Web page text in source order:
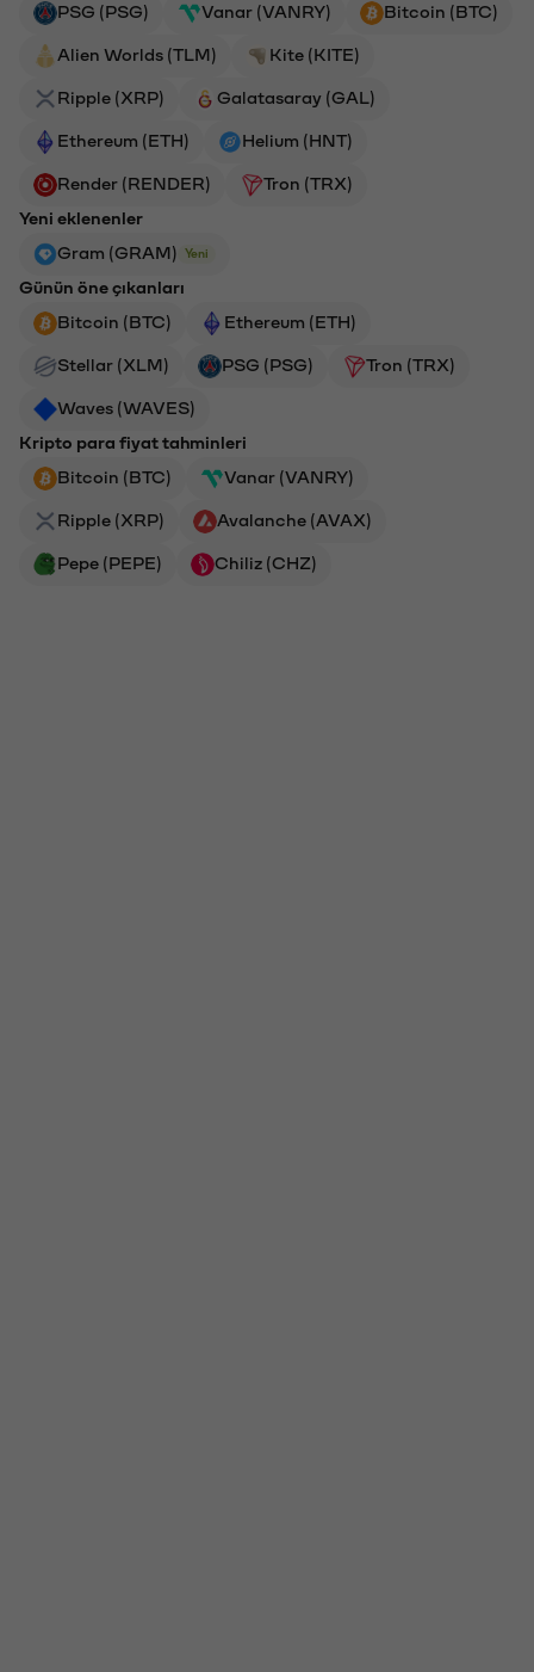
PSG (PSG) Vanar (VANRY) Bitcoin (BTC)
Alien Worlds (TLM) Kite (KITE)
Ripple (XRP) Galatasaray (GAL)
Ethereum (ETH) Helium (HNT)
Render (RENDER)
Tron (TRX)
Yeni eklenenler
Gram (GRAM)
Yeni
Günün öne çıkanları
Bitcoin (BTC)
Ethereum (ETH)
Stellar (XLM) PSG (PSG) Tron (TRX)
Waves (WAVES)
Kripto para fiyat tahminleri
Bitcoin (BTC)
Vanar (VANRY)
Ripple (XRP) Avalanche (AVAX)
Pepe (PEPE) Chiliz (CHZ)